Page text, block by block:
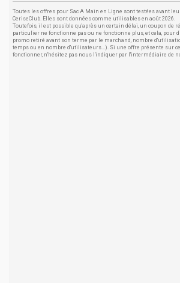
Toutes les offres pour Sac A Main en Ligne sont testées avant
CeriseClub. Elles sont données comme utilisables en août 2026.
Toutefois, il est possible qu'après un certain délai, un coupon de
particulier ne fonctionne pas ou ne fonctionne plus, et cela, pour
promo retiré avant son terme par le marchand, nombre
temps ou en nombre d'utilisateurs...). Si une offre présente sur
fonctionner, n'hésitez pas nous l'indiquer par l'intermédiaire de